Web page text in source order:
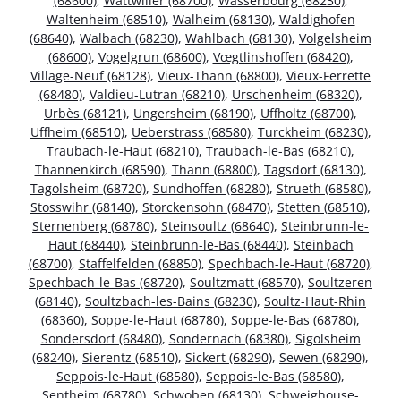
Waltenheim (68510), Walheim (68130), Waldighofen
(68640), Walbach (68230), Wahlbach (68130), Volgelsheim
(68600), Vogelgrun (68600), Vœgtlinshoffen (68420),
Village-Neuf (68128), Vieux-Thann (68800), Vieux-Ferrette
(68480), Valdieu-Lutran (68210), Urschenheim (68320),
Urbès (68121), Ungersheim (68190), Uffholtz (68700),
Uffheim (68510), Ueberstrass (68580), Turckheim (68230),
Traubach-le-Haut (68210), Traubach-le-Bas (68210),
Thannenkirch (68590), Thann (68800), Tagsdorf (68130),
Tagolsheim (68720), Sundhoffen (68280), Strueth (68580),
Stosswihr (68140), Storckensohn (68470), Stetten (68510),
Sternenberg (68780), Steinsoultz (68640), Steinbrunn-le-
Haut (68440), Steinbrunn-le-Bas (68440), Steinbach
(68700), Staffelfelden (68850), Spechbach-le-Haut (68720),
Spechbach-le-Bas (68720), Soultzmatt (68570), Soultzeren
(68140), Soultzbach-les-Bains (68230), Soultz-Haut-Rhin
(68360), Soppe-le-Haut (68780), Soppe-le-Bas (68780),
Sondersdorf (68480), Sondernach (68380), Sigolsheim
(68240), Sierentz (68510), Sickert (68290), Sewen (68290),
Seppois-le-Haut (68580), Seppois-le-Bas (68580),